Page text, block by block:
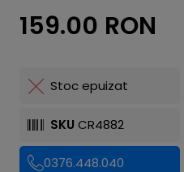
159.00 RON
Stoc epuizat
SKU CR4882
0376.448.040